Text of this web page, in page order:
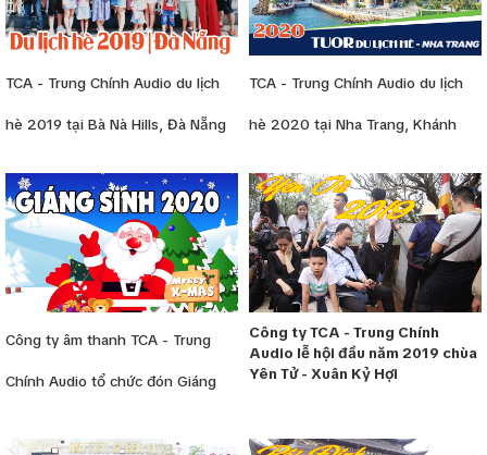
TCA - Trung Chính Audio du lịch
hè 2019 tại Bà Nà Hills, Đà Nẵng
TCA - Trung Chính Audio du lịch
hè 2020 tại Nha Trang, Khánh
Công ty âm thanh TCA - Trung
Chính Audio tổ chức đón Giáng
Công ty TCA - Trung Chính
Audio lễ hội đầu năm 2019 chùa
Yên Tử - Xuân Kỷ Hợi